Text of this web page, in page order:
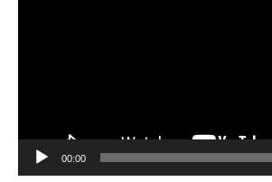
00:00